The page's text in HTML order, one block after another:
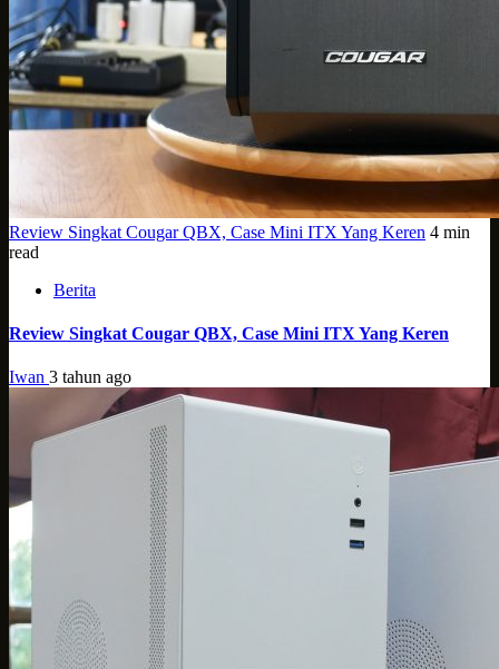
Review Singkat Cougar QBX, Case Mini ITX Yang Keren 4 min
read
Berita
Review Singkat Cougar QBX, Case Mini ITX Yang Keren
Iwan 3 tahun ago